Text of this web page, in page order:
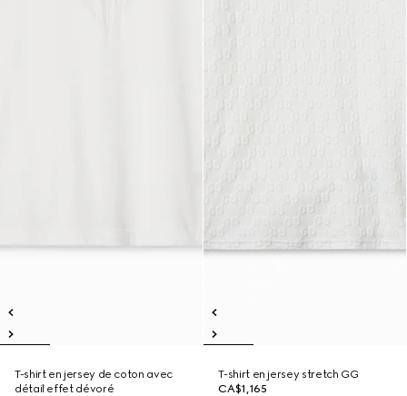
T-shirt en jersey de coton avec
détail effet dévoré
T-shirt en jersey stretch GG
CA$1,165